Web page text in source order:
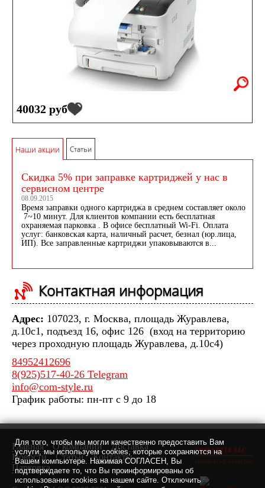
40032 руб
Для того, чтобы мы могли качественно предоставить Вам
услуги, мы используем cookies, которые сохраняются на
Вашем компьютере. Нажимая СОГЛАСЕН, Вы
подтверждаете то, что Вы проинформированы об
использовании cookies на нашем сайте. Отключить
Наши акции
Скидка 5% при заправке картриджей у нас в
сервисном центре
08.09.2015
Время заправки одного картриджа в среднем составляет около
7~10 минут. Для клиентов компании есть бесплатная
охраняемая парковка . В офисе бесплатный Wi-Fi. Оплата
услуг: банковская карта, наличный расчет, безнал (юр.лица,
ИП). Все заправленные картриджи упаковываются в...
Статьи
Контактная информация
Адрес: 107023, г. Москва, площадь Журавлева,
д.10с1, подъезд 16, офис 126 (вход на территорию
через проходную площадь Журавлева, д.10с4)
84952412696
8(925)517-40-26 Telegram
info@com-style.ru
График работы: пн-пт с 9 до 18
Главная О компании
Доставка
Новости
Статьи
Контакты
Парковка